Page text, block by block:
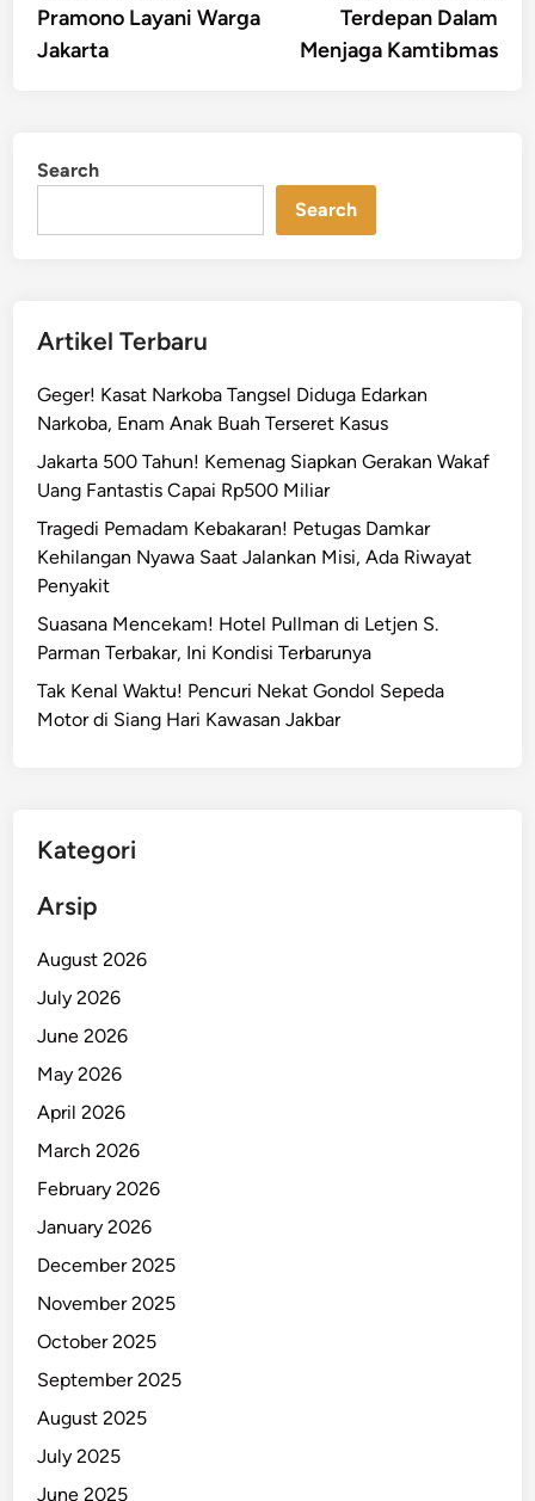
Pramono Layani Warga
Jakarta
Terdepan Dalam
Menjaga Kamtibmas
Search
Search
Artikel Terbaru
Geger! Kasat Narkoba Tangsel Diduga Edarkan
Narkoba, Enam Anak Buah Terseret Kasus
Jakarta 500 Tahun! Kemenag Siapkan Gerakan Wakaf
Uang Fantastis Capai Rp500 Miliar
Tragedi Pemadam Kebakaran! Petugas Damkar
Kehilangan Nyawa Saat Jalankan Misi, Ada Riwayat
Penyakit
Suasana Mencekam! Hotel Pullman di Letjen S.
Parman Terbakar, Ini Kondisi Terbarunya
Tak Kenal Waktu! Pencuri Nekat Gondol Sepeda
Motor di Siang Hari Kawasan Jakbar
Kategori
Arsip
August 2026
July 2026
June 2026
May 2026
April 2026
March 2026
February 2026
January 2026
December 2025
November 2025
October 2025
September 2025
August 2025
July 2025
June 2025